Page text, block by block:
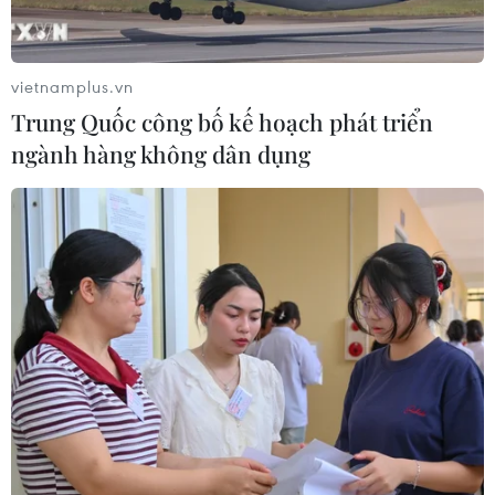
lộ 30 sau phản ánh của TTXVN
06/08/2026 09:42
Hà Nội tăng tốc thi công
đường Vành đai 1 đoạn Hoàng Cầu-
Voi Phục
06/08/2026 09:07
Đồng Nai yêu cầu đẩy nhanh tiến độ
dự án kết nối vùng, sân bay Long
Thành
06/08/2026 09:05
Cầu Đắk Lung sập sau cú
vietnamplus.vn
Trung Quốc công bố kế hoạch phát triển
ngành hàng không dân dụng